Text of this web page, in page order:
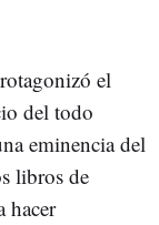
el
del todo
eminencia del
libros de
hacer